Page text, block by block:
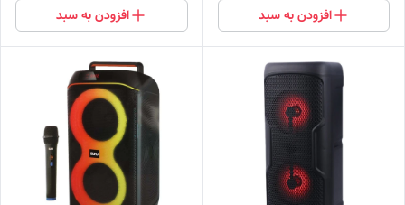
افزودن به سبد افزودن به سبد